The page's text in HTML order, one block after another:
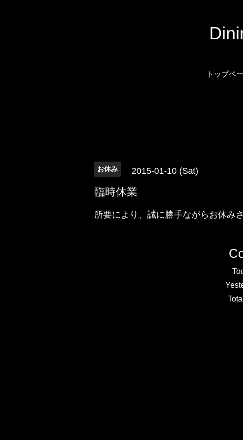
トップペ
お休み 2015-01-10 (Sat)
臨時休業
所要により、誠に勝手ながらお休み